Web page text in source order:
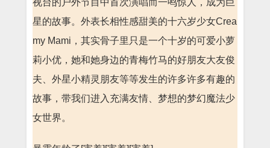
视台的户外节目中首次演唱而一鸣惊人，成为巨
星的故事。外表长相性感甜美的十六岁少女Crea
my Mami，其实骨子里只是一个十岁的可爱小萝
莉小优，她和她身边的青梅竹马的好朋友大友俊
夫、外星小精灵朋友等等发生的许多许多有趣的
故事，带我们进入充满友情、梦想的梦幻魔法少
女世界。